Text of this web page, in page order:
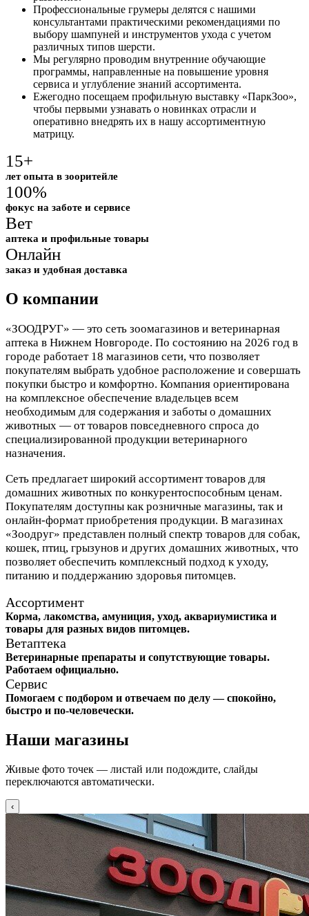
Профессиональные грумеры делятся с нашими
консультантами практическими рекомендациями по
выбору шампуней и инструментов ухода с учетом
различных типов шерсти.
Мы регулярно проводим внутренние обучающие
программы, направленные на повышение уровня
сервиса и углубление знаний ассортимента.
Ежегодно посещаем профильную выставку «ПаркЗоо»,
чтобы первыми узнавать о новинках отрасли и
оперативно внедрять их в нашу ассортиментную
матрицу.
15+
лет опыта в зооритейле
100%
фокус на заботе и сервисе
Вет
аптека и профильные товары
Онлайн
заказ и удобная доставка
О компании
«ЗООДРУГ» — это сеть зоомагазинов и ветеринарная
аптека в Нижнем Новгороде. По состоянию на 2026 год в
городе работает 18 магазинов сети, что позволяет
покупателям выбрать удобное расположение и совершать
покупки быстро и комфортно. Компания ориентирована
на комплексное обеспечение владельцев всем
необходимым для содержания и заботы о домашних
животных — от товаров повседневного спроса до
специализированной продукции ветеринарного
назначения.
Сеть предлагает широкий ассортимент товаров для
домашних животных по конкурентоспособным ценам.
Покупателям доступны как розничные магазины, так и
онлайн-формат приобретения продукции. В магазинах
«Зоодруг» представлен полный спектр товаров для собак,
кошек, птиц, грызунов и других домашних животных, что
позволяет обеспечить комплексный подход к уходу,
питанию и поддержанию здоровья питомцев.
Ассортимент
Корма, лакомства, амуниция, уход, аквариумистика и
товары для разных видов питомцев.
Ветаптека
Ветеринарные препараты и сопутствующие товары.
Работаем официально.
Сервис
Помогаем с подбором и отвечаем по делу — спокойно,
быстро и по-человечески.
Наши магазины
Живые фото точек — листай или подождите, слайды
переключаются автоматически.
‹